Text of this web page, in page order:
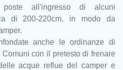
all'ingresso di alcuni
di 200-220cm, in modo da
anche le ordinanze di
con il pretesto di frenare
acque reflue del camper e